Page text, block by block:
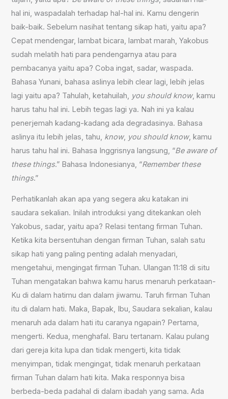
hal ini, waspadalah terhadap hal-hal ini. Kamu dengerin
baik-baik. Sebelum nasihat tentang sikap hati, yaitu apa?
Cepat mendengar, lambat bicara, lambat marah, Yakobus
sudah melatih hati para pendengarnya atau para
pembacanya yaitu apa? Coba ingat, sadar, waspada.
Bahasa Yunani, bahasa aslinya lebih clear lagi, lebih jelas
lagi yaitu apa? Tahulah, ketahuilah, you should know, kamu
harus tahu hal ini. Lebih tegas lagi ya. Nah ini ya kalau
penerjemah kadang-kadang ada degradasinya. Bahasa
aslinya itu lebih jelas, tahu, know, you should know, kamu
harus tahu hal ini. Bahasa Inggrisnya langsung, “Be aware of
these things.” Bahasa Indonesianya, “Remember these
things.”
Perhatikanlah akan apa yang segera aku katakan ini
saudara sekalian. Inilah introduksi yang ditekankan oleh
Yakobus, sadar, yaitu apa? Relasi tentang firman Tuhan.
Ketika kita bersentuhan dengan firman Tuhan, salah satu
sikap hati yang paling penting adalah menyadari,
mengetahui, mengingat firman Tuhan. Ulangan 11:18 di situ
Tuhan mengatakan bahwa kamu harus menaruh perkataan-
Ku di dalam hatimu dan dalam jiwamu. Taruh firman Tuhan
itu di dalam hati. Maka, Bapak, Ibu, Saudara sekalian, kalau
menaruh ada dalam hati itu caranya ngapain? Pertama,
mengerti. Kedua, menghafal. Baru tertanam. Kalau pulang
dari gereja kita lupa dan tidak mengerti, kita tidak
menyimpan, tidak mengingat, tidak menaruh perkataan
firman Tuhan dalam hati kita. Maka responnya bisa
berbeda-beda padahal di dalam ibadah yang sama. Ada